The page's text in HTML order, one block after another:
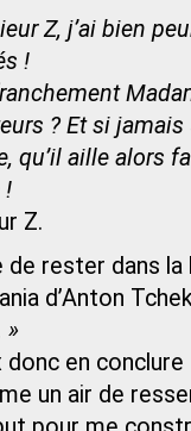
Z, j’ai bien
!
? Et si
qu’il aille alors
!
Z.
de rester dans
d’Anton
»
donc en
un air de